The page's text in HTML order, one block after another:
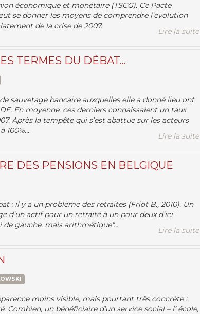
économique et monétaire (TSCG). Ce Pacte
se donner les moyens de comprendre l’évolution
de la crise de 2007.
Lire la suite
TERMES DU DÉBAT...
sauvetage bancaire auxquelles elle a donné lieu ont
En moyenne, ces derniers connaissaient un taux
Après la tempête qui s’est abattue sur les acteurs
100%...
Lire la suite
DES PENSIONS EN BELGIQUE
: il y a un problème des retraites (Friot B., 2010). Un
d’un actif pour un retraité à un pour deux d’ici
gauche, mais arithmétique"...
Lire la suite
moins visible, mais pourtant très concrète :
Combien, un bénéficiaire d’un service social – l’ école,